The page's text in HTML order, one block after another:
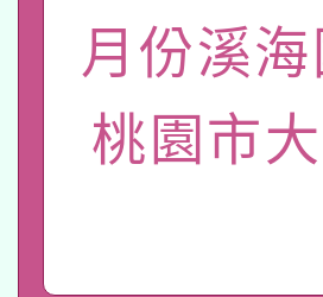
年度健康促
業成長研習
原住民族教
轉知教育部
新北市政
師專業成長
方素養工
函轉國立臺
族語言臺北
「族語學
轉知有關國
文教學共
教育部國
轉知經濟
月份溪
桃園市